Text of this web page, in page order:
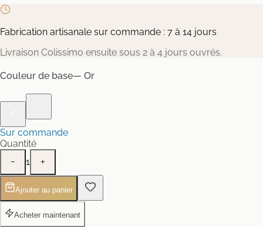
Fabrication artisanale sur commande : 7 à 14 jours
Livraison Colissimo ensuite sous 2 à 4 jours ouvrés.
Couleur de base— Or
Sur commande
Quantité
− 1 +
Ajouter au panier
Acheter maintenant